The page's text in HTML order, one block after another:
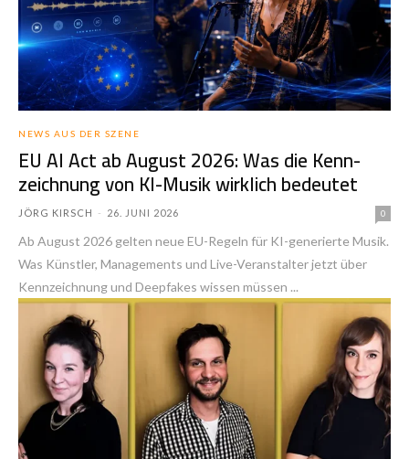
NEWS AUS DER SZENE
EU AI Act ab August 2026: Was die Kenn­
zeich­nung von KI-Musik wirklich bedeutet
JÖRG KIRSCH - 26. JUNI 2026 0
Ab August 2026 gelten neue EU-Regeln für KI-generierte Musik.
Was Künstler, Managements und Live-Veranstalter jetzt über
Kennzeichnung und Deepfakes wissen müssen ...